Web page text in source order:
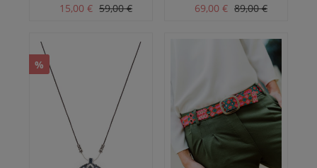
15,00 € 59,00 €
69,00 € 89,00 €
%